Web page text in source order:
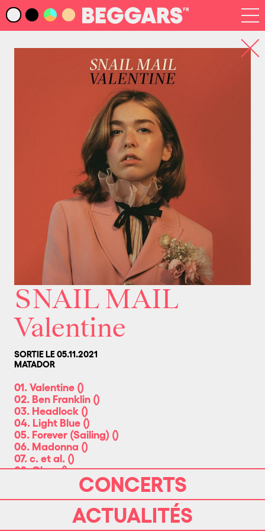
Index Artistes
Recherche
Newsletter
SNAIL MAIL
Valentine
SORTIE LE 05.11.2021
MATADOR
01. Valentine ()
02. Ben Franklin ()
03. Headlock ()
04. Light Blue ()
05. Forever (Sailing) ()
06. Madonna ()
07. c. et al. ()
08. Glory()
09. Automate()
CONCERTS
ACTUALITÉS